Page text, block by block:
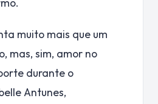
muito mais que um
mas, sim, amor no
durante o
Antunes,